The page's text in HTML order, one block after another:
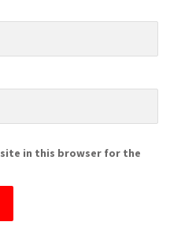
in this browser for the